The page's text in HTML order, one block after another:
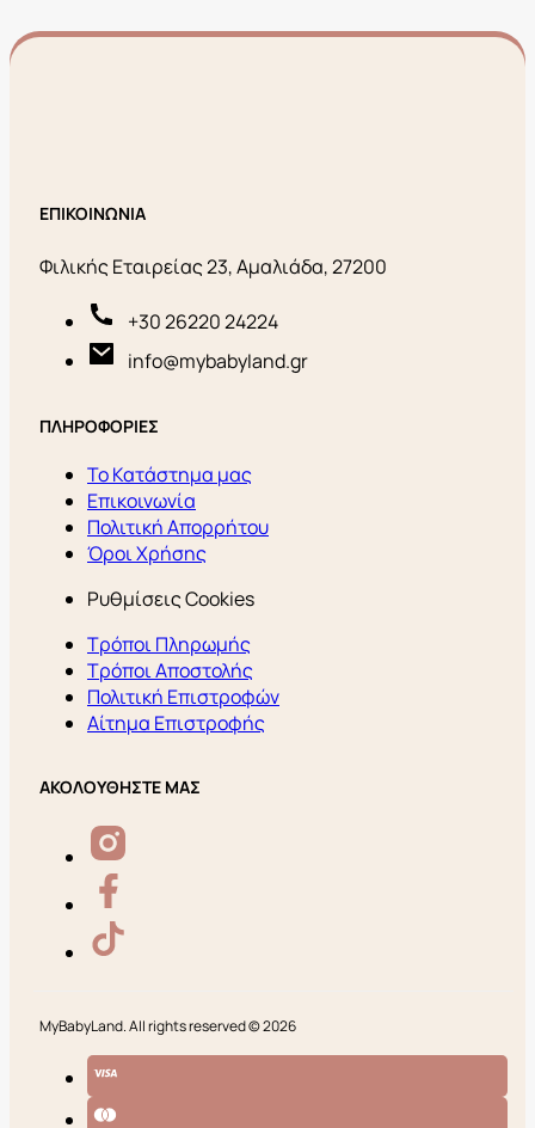
ΕΠΙΚΟΙΝΩΝΙΑ
Φιλικής Εταιρείας 23, Αμαλιάδα, 27200
+30 26220 24224
info@mybabyland.gr
ΠΛΗΡΟΦΟΡΙΕΣ
Το Κατάστημα μας
Επικοινωνία
Πολιτική Απορρήτου
Όροι Χρήσης
Ρυθμίσεις Cookies
Τρόποι Πληρωμής
Τρόποι Αποστολής
Πολιτική Επιστροφών
Αίτημα Επιστροφής
ΑΚΟΛΟΥΘΗΣΤΕ ΜΑΣ
MyBabyLand. All rights reserved © 2026